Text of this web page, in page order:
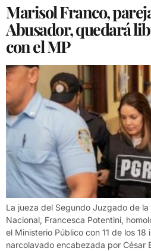
Marisol Franco,
Abusador, quedará
con el MP
La jueza del Segundo Juzgado de
Nacional, Francesca Potentini,
el Ministerio Público con 11 de los
narcolavado encabezada por César